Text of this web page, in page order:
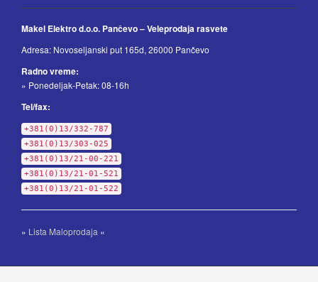
Makel Elektro d.o.o. Pančevo – Veleprodaja rasvete
Adresa: Novoseljanski put 165d, 26000 Pančevo
Radno vreme:
» Ponedeljak-Petak: 08-16h
Tel/fax:
+381(0)13/332-787
+381(0)13/303-025
+381(0)13/21-00-221
+381(0)13/21-01-521
+381(0)13/21-01-522
» Lista Maloprodaja «